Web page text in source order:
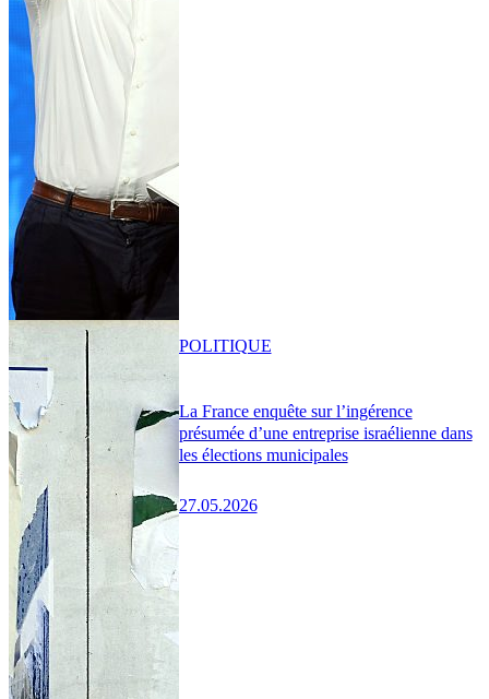
La France enquête sur l’ingérence
présumée d’une entreprise israélienne dans
les élections municipales
27.05.2026
POLITIQUE